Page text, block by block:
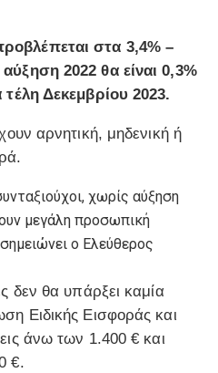
στα 3,4% –
2022 θα είναι 0,3%
Δεκεμβρίου 2023.
αρνητική, μηδενική ή
χωρίς αύξηση
μεγάλη προσωπική
ο Ελεύθερος
δεν θα υπάρξει καμία
Ειδικής Εισφοράς και
άνω των 1.400 € και
€.